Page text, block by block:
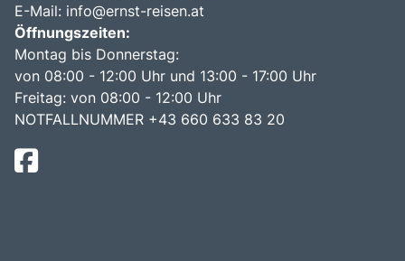
E-Mail: info@ernst-reisen.at
Öffnungszeiten:
Montag bis Donnerstag:
von 08:00 - 12:00 Uhr und 13:00 - 17:00 Uhr
Freitag: von 08:00 - 12:00 Uhr
NOTFALLNUMMER +43 660 633 83 20